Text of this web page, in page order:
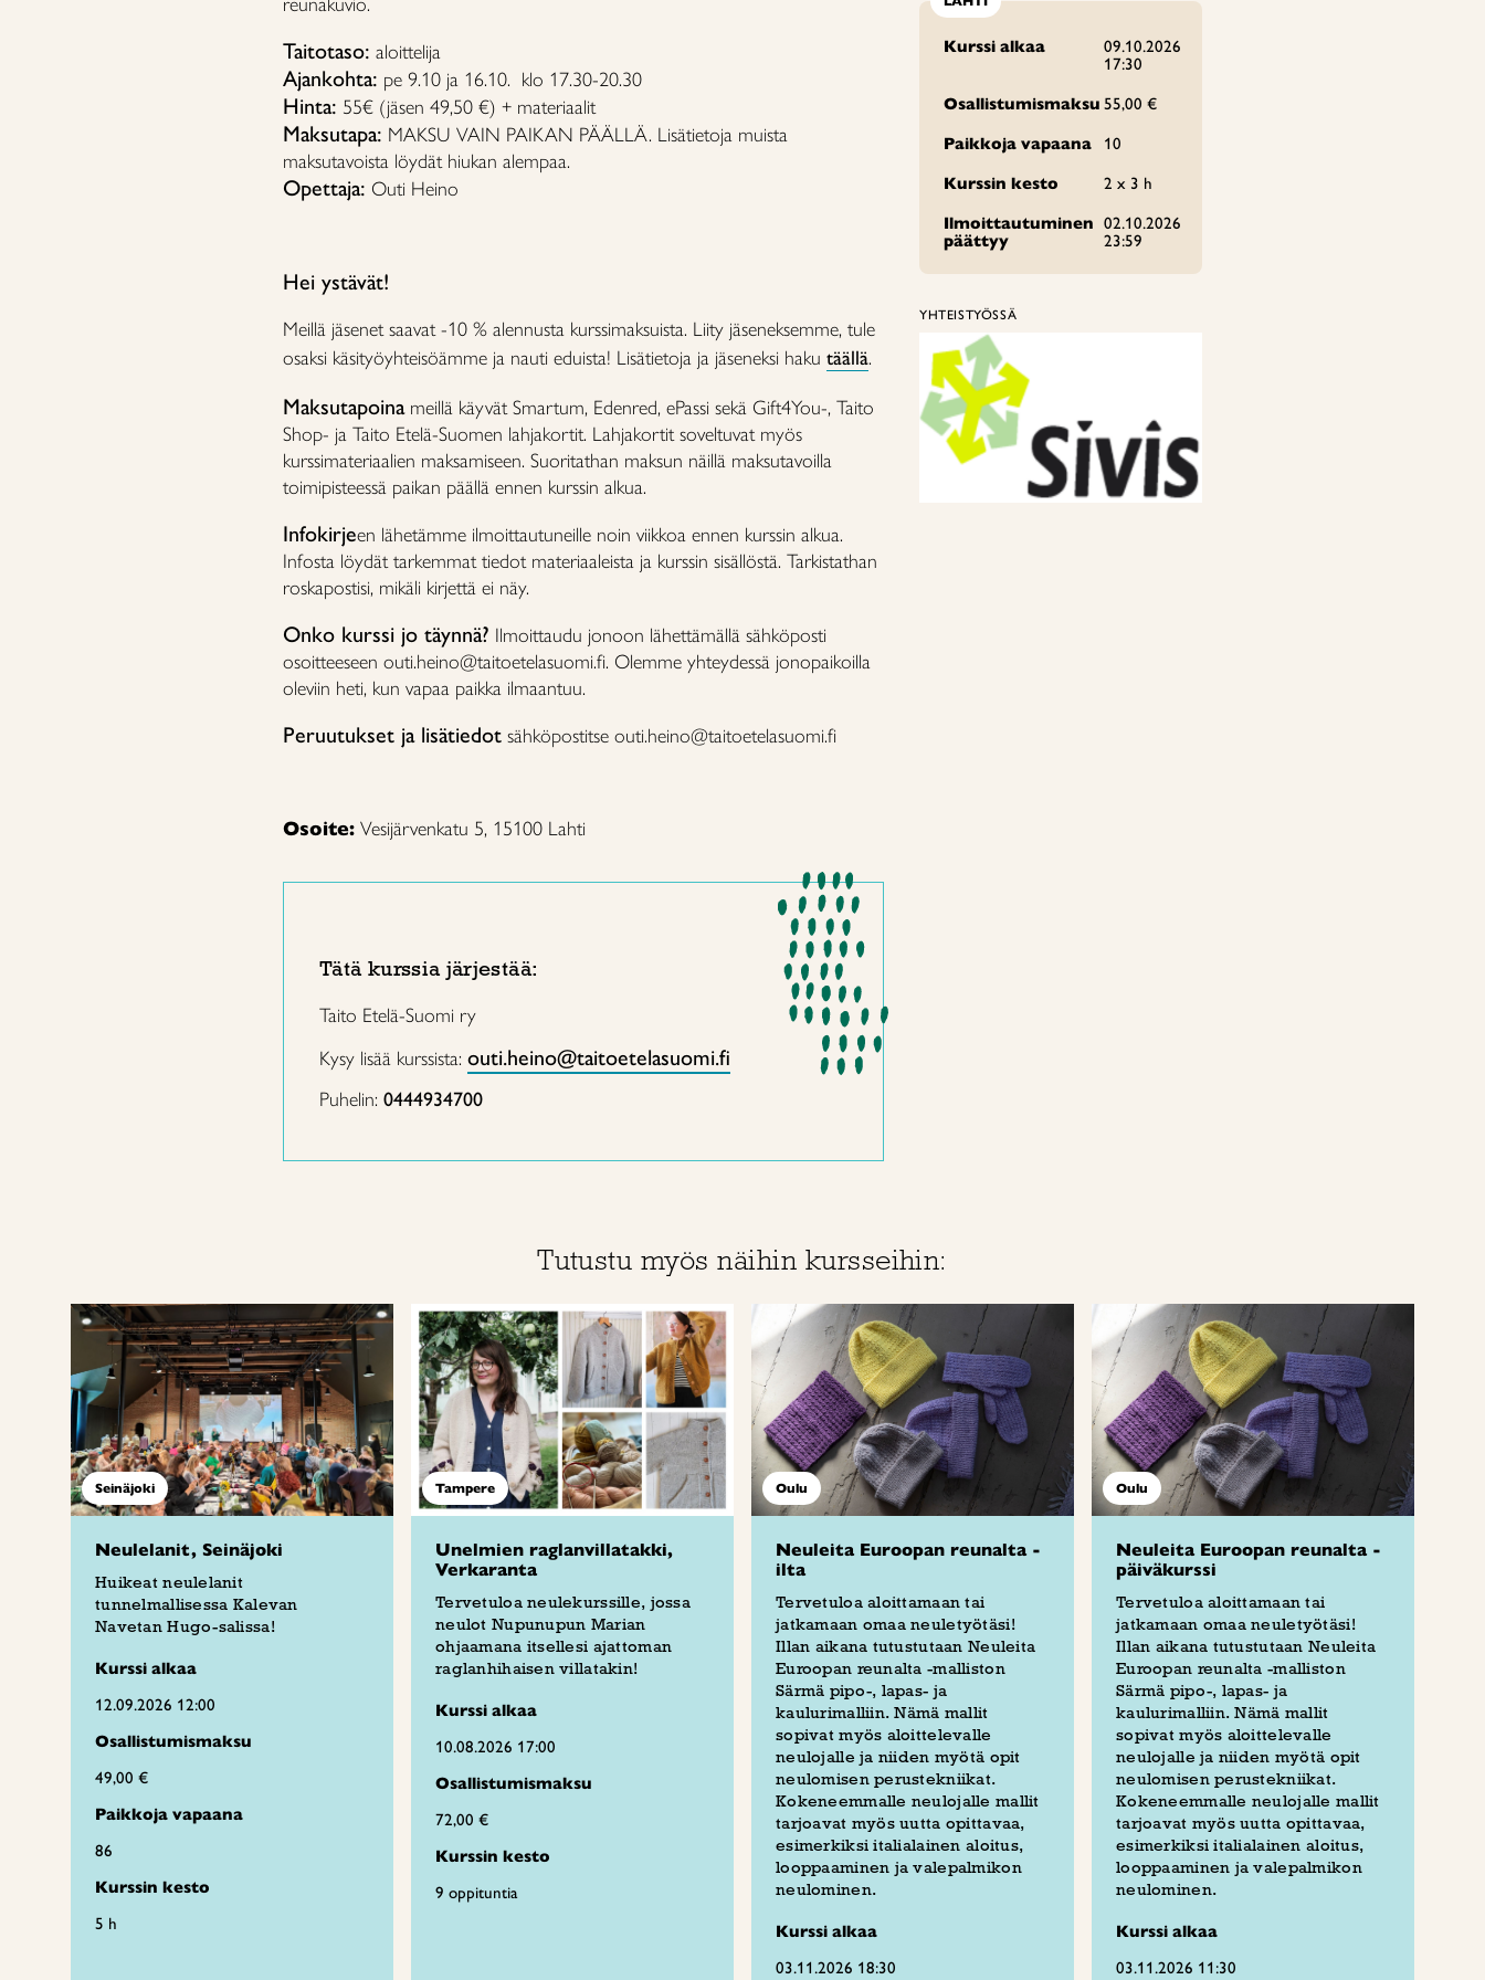
Taitotaso: aloittelija
Ajankohta: pe 9.10 ja 16.10. klo 17.30-20.30
Hinta: 55€ (jäsen 49,50 €) + materiaalit
Maksutapa: MAKSU VAIN PAIKAN PÄÄLLÄ. Lisätietoja muista
maksutavoista löydät hiukan alempaa.
Opettaja: Outi Heino
Hei ystävät!
Meillä jäsenet saavat -10 % alennusta kurssimaksuista. Liity jäseneksemme, tule
osaksi käsityöyhteisöämme ja nauti eduista! Lisätietoja ja jäseneksi haku täällä.
Maksutapoinameillä käyvät Smartum, Edenred, ePassi sekä Gift4You-, Taito
Shop- ja Taito Etelä-Suomen lahjakortit. Lahjakortit soveltuvat myös
kurssimateriaalien maksamiseen. Suoritathan maksun näillä maksutavoilla
toimipisteessä paikan päällä ennen kurssin alkua.
Infokirjeen lähetämme ilmoittautuneille noin viikkoa ennen kurssin alkua.
Infosta löydät tarkemmat tiedot materiaaleista ja kurssin sisällöstä. Tarkistathan
roskapostisi, mikäli kirjettä ei näy.
Onko kurssi jo täynnä? Ilmoittaudu jonoon lähettämällä sähköposti
osoitteeseen outi.heino@taitoetelasuomi.fi. Olemme yhteydessä jonopaikoilla
oleviin heti, kun vapaa paikka ilmaantuu.
Peruutukset ja lisätiedot sähköpostitse outi.heino@taitoetelasuomi.fi
Osoite: Vesijärvenkatu 5, 15100 Lahti
Tätä kurssia järjestää:
Taito Etelä-Suomi ry
Kysy lisää kurssista: outi.heino@taitoetelasuomi.fi
Puhelin: 0444934700
Kurssi alkaa
09.10.2026
17:30
Osallistumismaksu 55,00 €
Paikkoja vapaana
10
Kurssin kesto
2 x 3 h
Ilmoittautuminen
päättyy
02.10.2026
23:59
YHTEISTYÖSSÄ
Tutustu myös näihin kursseihin:
Seinäjoki
Neulelanit, Seinäjoki
Huikeat neulelanit
tunnelmallisessa Kalevan
Navetan Hugo-salissa!
Kurssi alkaa
12.09.2026 12:00
Osallistumismaksu
49,00 €
Paikkoja vapaana
86
Kurssin kesto
5 h
Tampere
Unelmien raglanvillatakki,
Verkaranta
Tervetuloa neulekurssille, jossa
neulot Nupunupun Marian
ohjaamana itsellesi ajattoman
raglanhihaisen villatakin!
Kurssi alkaa
10.08.2026 17:00
Osallistumismaksu
72,00 €
Kurssin kesto
9 oppituntia
Oulu
Neuleita Euroopan reunalta -
ilta
Tervetuloa aloittamaan tai
jatkamaan omaa neuletyötäsi!
Illan aikana tutustutaan Neuleita
Euroopan reunalta -malliston
Särmä pipo-, lapas- ja
kaulurimalliin. Nämä mallit
sopivat myös aloittelevalle
neulojalle ja niiden myötä opit
neulomisen perustekniikat.
Kokeneemmalle neulojalle mallit
tarjoavat myös uutta opittavaa,
esimerkiksi italialainen aloitus,
looppaaminen ja valepalmikon
neulominen.
Kurssi alkaa
03.11.2026 18:30
Oulu
Neuleita Euroopan reunalta -
päiväkurssi
Tervetuloa aloittamaan tai
jatkamaan omaa neuletyötäsi!
Illan aikana tutustutaan Neuleita
Euroopan reunalta -malliston
Särmä pipo-, lapas- ja
kaulurimalliin. Nämä mallit
sopivat myös aloittelevalle
neulojalle ja niiden myötä opit
neulomisen perustekniikat.
Kokeneemmalle neulojalle mallit
tarjoavat myös uutta opittavaa,
esimerkiksi italialainen aloitus,
looppaaminen ja valepalmikon
neulominen.
Kurssi alkaa
03.11.2026 11:30